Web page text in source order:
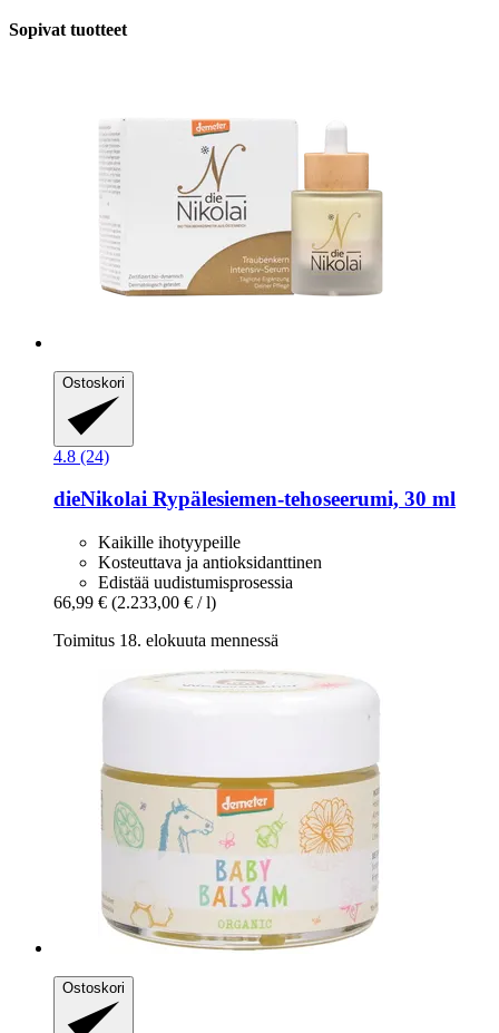
Sopivat tuotteet
Ostoskori
4.8 (24)
dieNikolai Rypälesiemen-​tehoseerumi, 30 ml
Kaikille ihotyypeille
Kosteuttava ja antioksidanttinen
Edistää uudistumisprosessia
66,99 € (2.233,00 € / l)
Toimitus 18. elokuuta mennessä
Ostoskori